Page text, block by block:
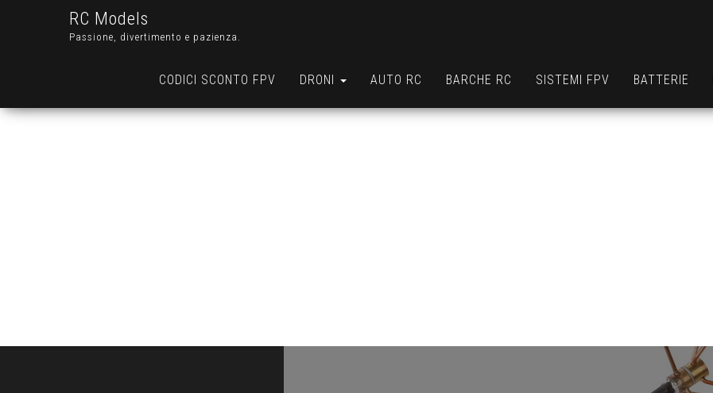
RC Models
Passione, divertimento e pazienza.
CODICI SCONTO FPV DRONI AUTO RC BARCHE RC SISTEMI FPV BATTERIE